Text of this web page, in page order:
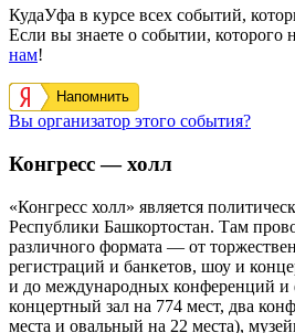
КудаУфа в курсе всех событий,
Если вы знаете о событии, которого
нам!
Напомнить
Вы организатор этого события?
Конгресс — холл
«Конгресс холл» является
Республики Башкортостан. Там
различного формата — от
регистраций и банкетов, шоу и
и до международных конференций и
концертный зал на 774 мест, два
места и овальный на 22 места),